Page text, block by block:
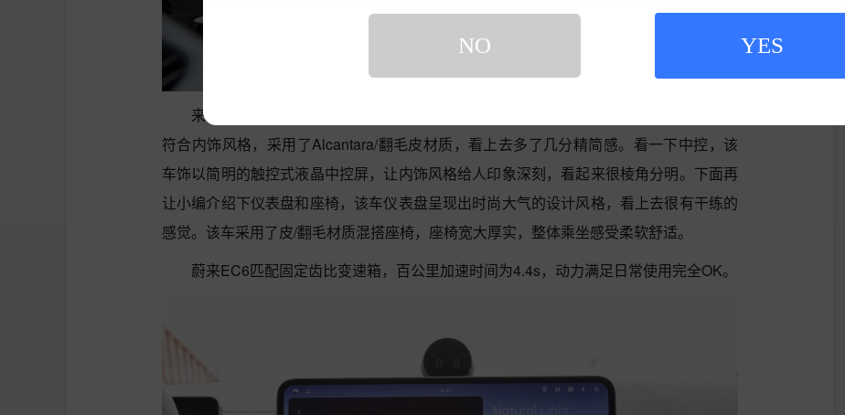
NO YES
来到蔚来EC6车内，内饰采用了简洁的设计，让人感到很深沉雅致。该车方向盘非常
符合内饰风格，采用了Alcantara/翻毛皮材质，看上去多了几分精简感。看一下中控，该
车饰以简明的触控式液晶中控屏，让内饰风格给人印象深刻，看起来很棱角分明。下面再
让小编介绍下仪表盘和座椅，该车仪表盘呈现出时尚大气的设计风格，看上去很有干练的
感觉。该车采用了皮/翻毛材质混搭座椅，座椅宽大厚实，整体乘坐感受柔软舒适。
蔚来EC6匹配固定齿比变速箱，百公里加速时间为4.4s，动力满足日常使用完全OK。